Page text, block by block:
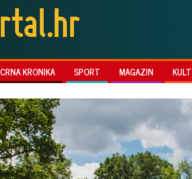
CRNA KRONIKA SPORT MAGAZIN